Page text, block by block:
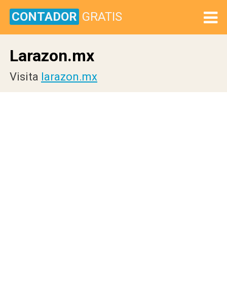
CONTADOR GRATIS
Larazon.mx
Visita larazon.mx